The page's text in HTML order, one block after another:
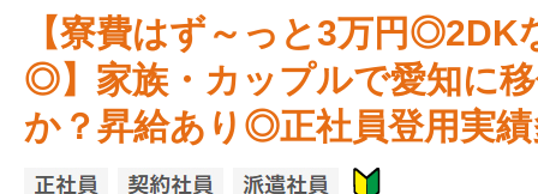
【寮費はず～っと3万円◎2DK
◎】家族・カップルで愛知に
か？昇給あり◎正社員登用実